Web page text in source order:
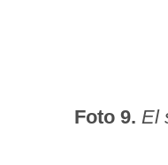
Foto 9. El